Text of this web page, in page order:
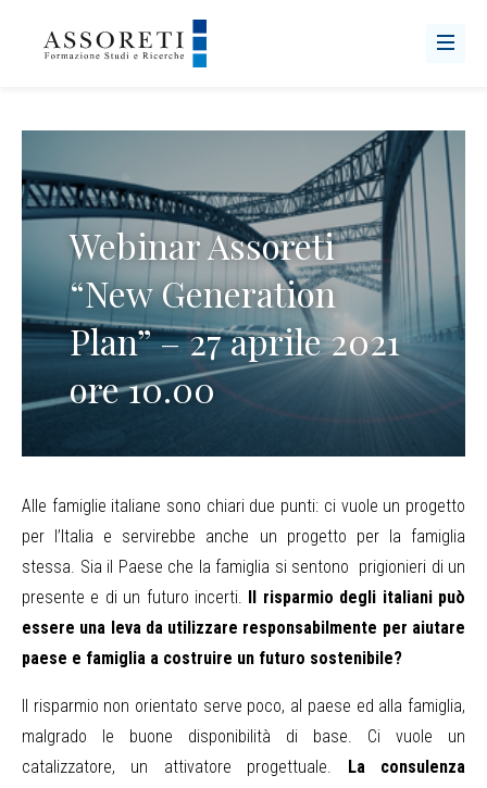
Webinar Assoreti
“New Generation
Plan” – 27 aprile 2021
ore 10.00
Alle famiglie italiane sono chiari due punti: ci vuole un progetto
per l’Italia e servirebbe anche un progetto per la famiglia
stessa. Sia il Paese che la famiglia si sentono prigionieri di un
presente e di un futuro incerti. Il risparmio degli italiani può
essere una leva da utilizzare responsabilmente per aiutare
paese e famiglia a costruire un futuro sostenibile?
Il risparmio non orientato serve poco, al paese ed alla famiglia,
malgrado le buone disponibilità di base. Ci vuole un
catalizzatore, un attivatore progettuale. La consulenza